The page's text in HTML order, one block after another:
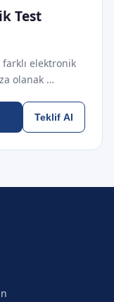
Test
elektronik
olanak …
Teklif Al